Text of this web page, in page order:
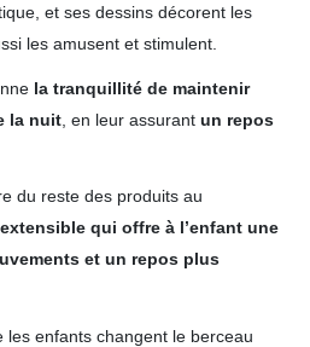
et ses dessins décorent les
les amusent et stimulent.
la tranquillité de maintenir
la nuit , en leur assurant un repos
du reste des produits au
qui offre à l’enfant une
et un repos plus
les enfants changent le berceau